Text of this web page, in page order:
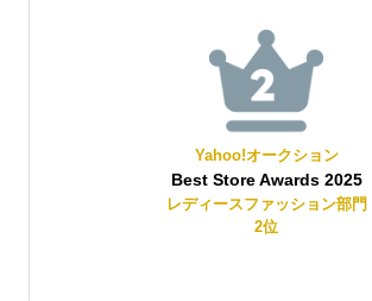
Yahoo!オークション
Best Store Awards 2025
レディースファッション部門
2位